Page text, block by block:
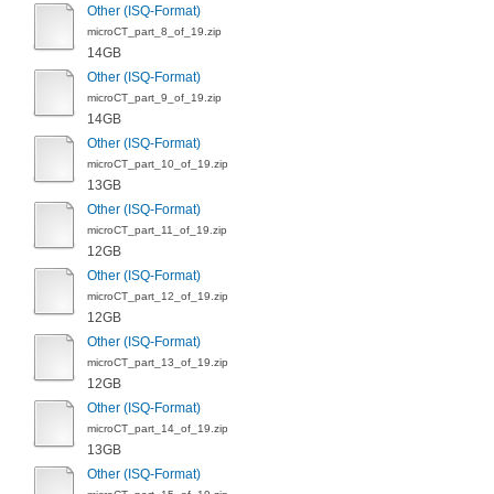
Other (ISQ-Format)
microCT_part_8_of_19.zip
14GB
Other (ISQ-Format)
microCT_part_9_of_19.zip
14GB
Other (ISQ-Format)
microCT_part_10_of_19.zip
13GB
Other (ISQ-Format)
microCT_part_11_of_19.zip
12GB
Other (ISQ-Format)
microCT_part_12_of_19.zip
12GB
Other (ISQ-Format)
microCT_part_13_of_19.zip
12GB
Other (ISQ-Format)
microCT_part_14_of_19.zip
13GB
Other (ISQ-Format)